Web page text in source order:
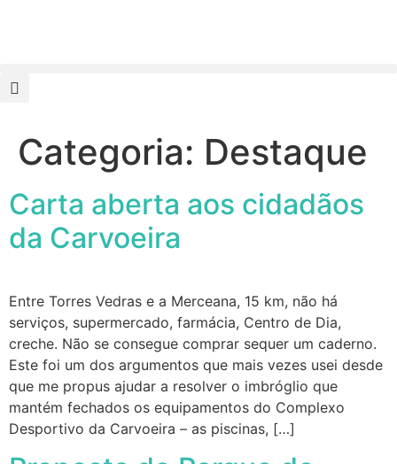
Categoria: Destaque
Carta aberta aos cidadãos
da Carvoeira
Entre Torres Vedras e a Merceana, 15 km, não há
serviços, supermercado, farmácia, Centro de Dia,
creche. Não se consegue comprar sequer um caderno.
Este foi um dos argumentos que mais vezes usei desde
que me propus ajudar a resolver o imbróglio que
mantém fechados os equipamentos do Complexo
Desportivo da Carvoeira – as piscinas, […]